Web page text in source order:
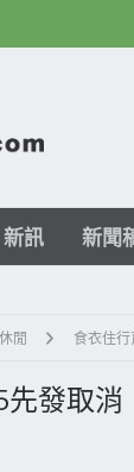
新訊 新聞
閒 食衣住
發取消